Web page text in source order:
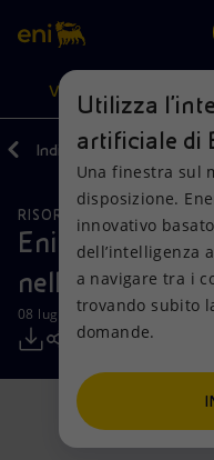
Cerca
scopri EnergIA, la
artificiale.
VISIONE
Visione
Mission e valori
Persone e Partnership
Net Zero
Modello satellitare
Azioni
Diversificazione
Tecnologie per la
Collaborazioni per
Attività nel mondo
Prodotti
Casa
Imprese
Mobilità
Indietro Media
RISORSE NATURALI
Eni annuncia
nell’offshore
08 luglio 2024 - 17:00 CEST
Utilizza
artificiale di
Una finestra sul
disposizione.
innovativo
dell’intelligenza
a navigare tra i
trovando subito
domande.